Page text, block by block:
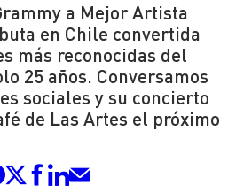
a Mejor Artista
en Chile convertida
más reconocidas del
25 años. Conversamos
sociales y su concierto
de Las Artes el próximo